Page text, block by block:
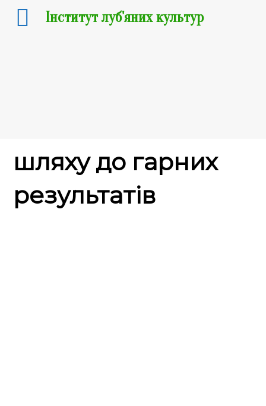
шляху до гарних
результатів
Інститут луб'яних культур